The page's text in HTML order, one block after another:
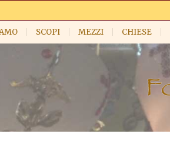
SCOPI MEZZI CHIESE